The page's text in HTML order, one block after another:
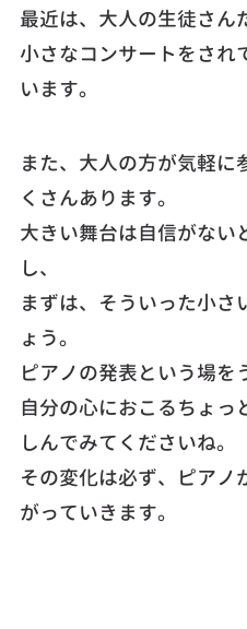
最近は、大人の生徒さん
小さなコンサートをされ
います。
また、大人の方が気軽に
くさんあります。
大きい舞台は自信がない
し、
まずは、そういった小さ
ょう。
ピアノの発表という場を
自分の心におこるちょっ
しんでみてくださいね。
その変化は必ず、ピアノ
がっていきます。